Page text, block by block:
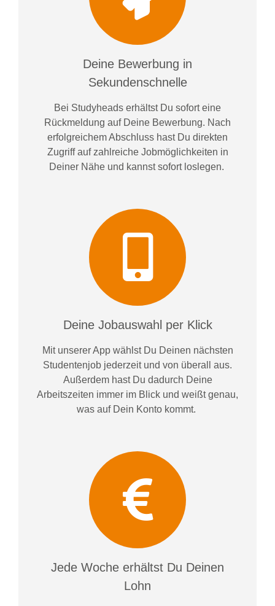
Deine Bewerbung in
Sekundenschnelle
Bei Studyheads erhältst Du sofort eine
Rückmeldung auf Deine Bewerbung. Nach
erfolgreichem Abschluss hast Du direkten
Zugriff auf zahlreiche Jobmöglichkeiten in
Deiner Nähe und kannst sofort loslegen.
Deine Jobauswahl per Klick
Mit unserer App wählst Du Deinen nächsten
Studentenjob jederzeit und von überall aus.
Außerdem hast Du dadurch Deine
Arbeitszeiten immer im Blick und weißtgenau,
was auf Dein Konto kommt.
Jede Woche erhältst Du Deinen
Lohn